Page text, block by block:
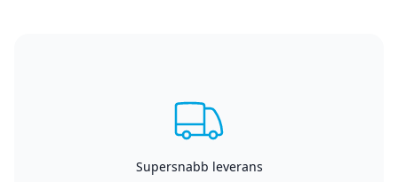
Supersnabb leverans